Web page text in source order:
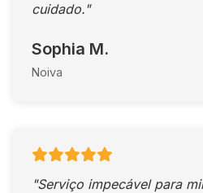
cuidado."
Sophia M.
Noiva
"Serviço impecável para